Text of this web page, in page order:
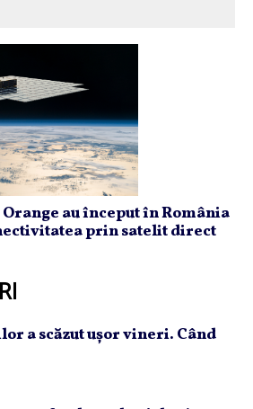
Orange au început în România
prin satelit direct
a scăzut uşor vineri. Când